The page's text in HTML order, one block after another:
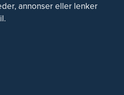
annonser eller lenker